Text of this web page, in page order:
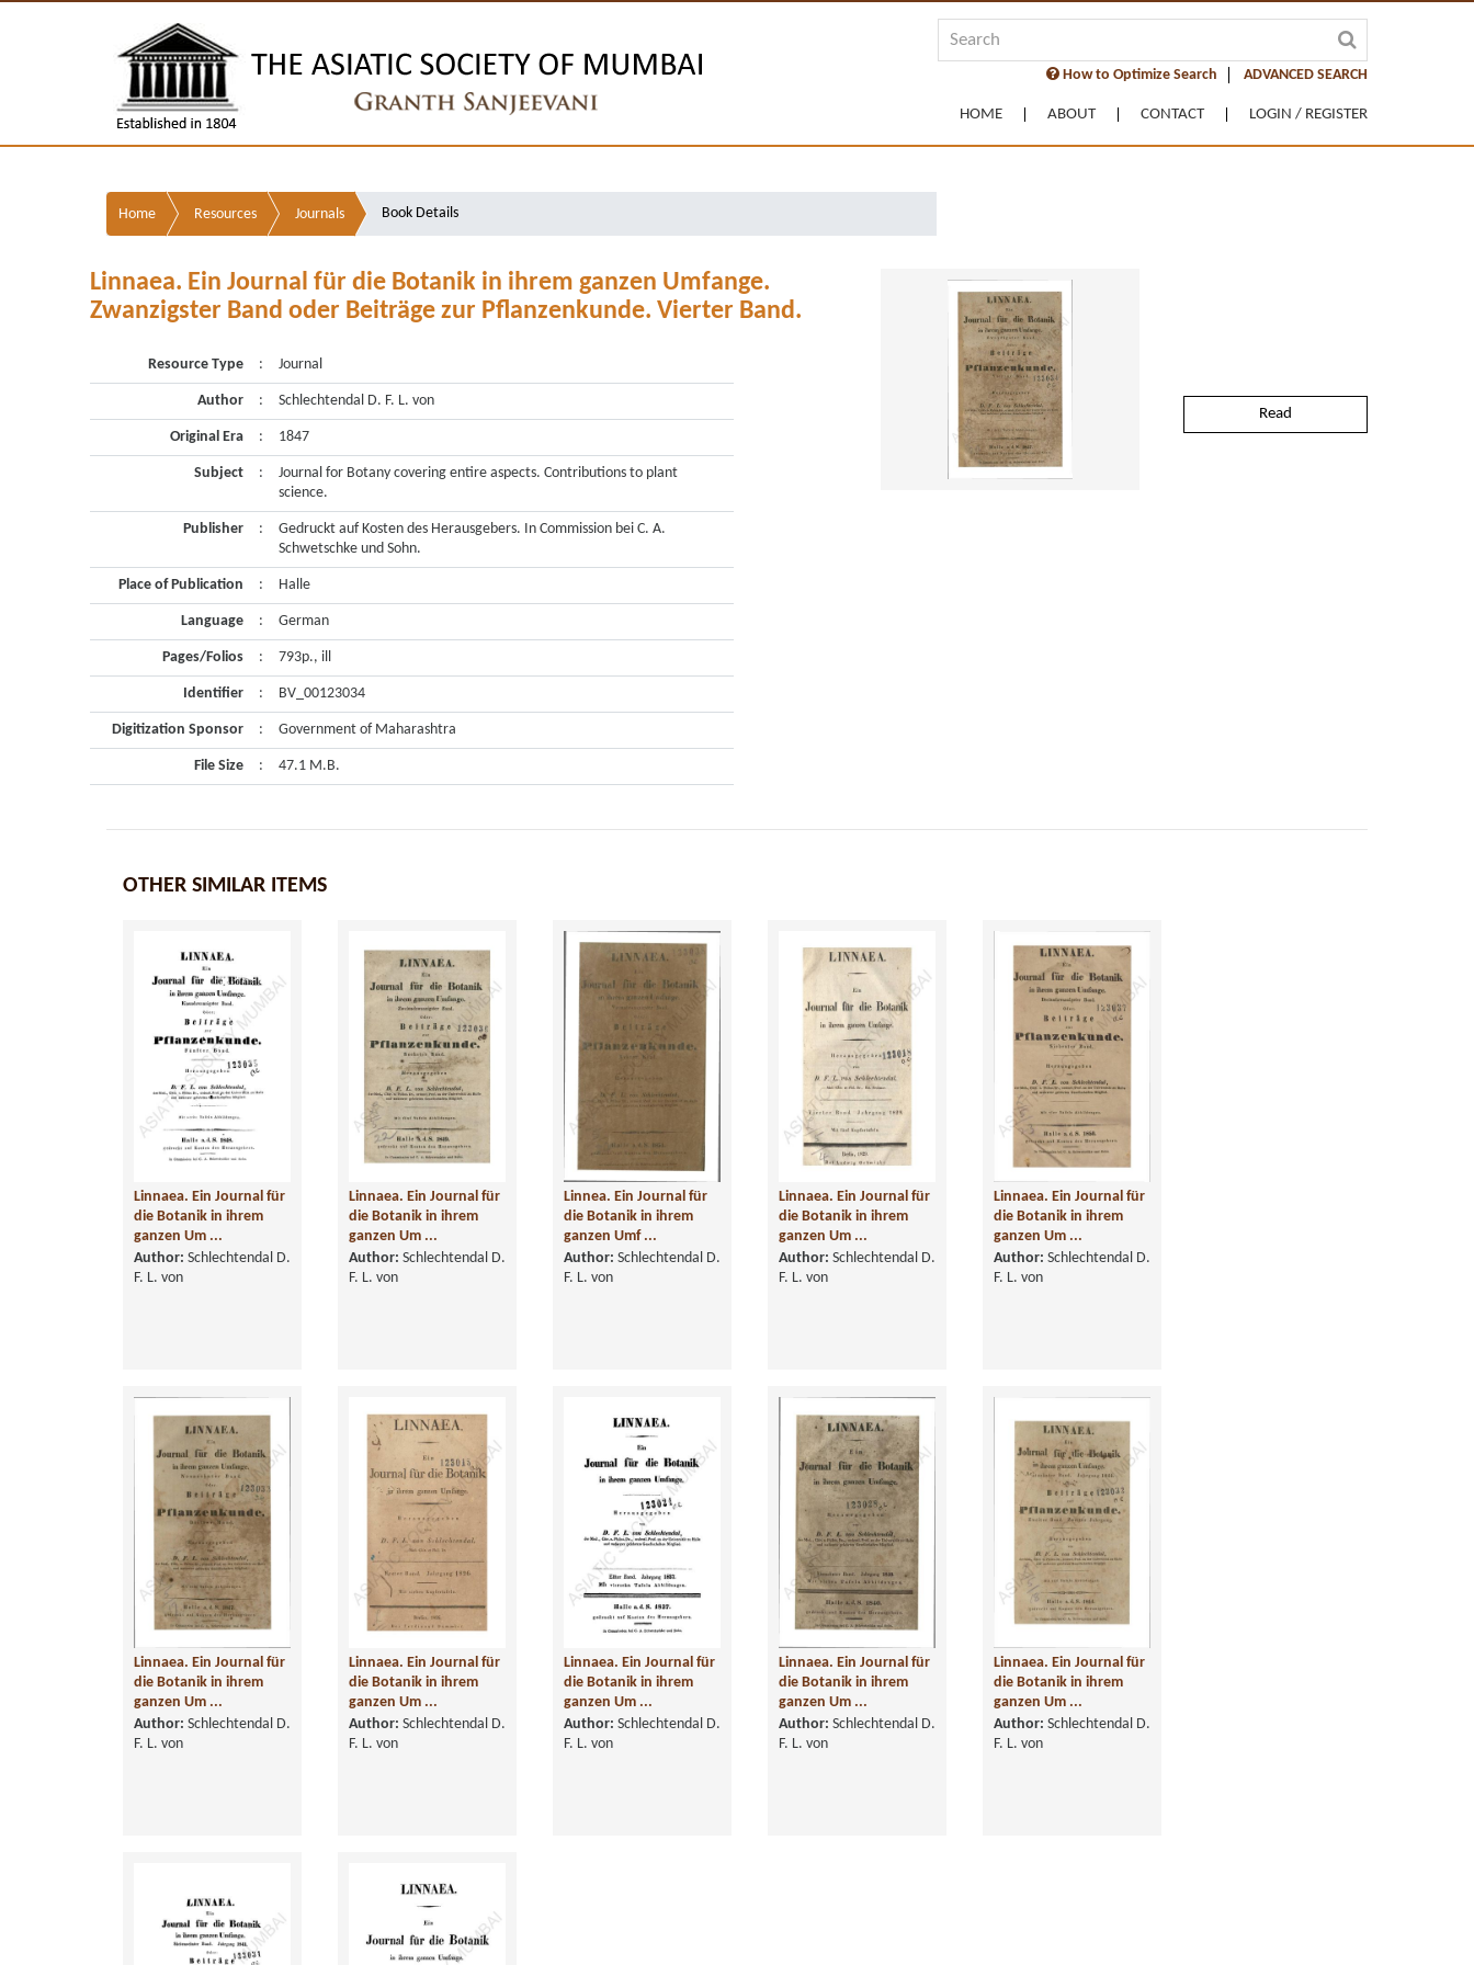
How to Optimize Search ADVANCED SEARCH
HOME ABOUT CONTACT LOGIN / REGISTER
Home Resources Journals Book Details
Linnaea. Ein Journal für die Botanik in ihrem ganzen Umfange.
Zwanzigster Band oder Beiträge zur Pflanzenkunde. Vierter Band.
Resource Type : Journal
Author : Schlechtendal D. F. L. von
Original Era : 1847
Subject :
Journal for Botany covering entire aspects. Contributions to plant
science.
Publisher :
Gedruckt auf Kosten des Herausgebers. In Commission bei C. A.
Schwetschke und Sohn.
Place of Publication : Halle
Language : German
Pages/Folios : 793p., ill
Identifier : BV_00123034
Digitization Sponsor : Government of Maharashtra
File Size : 47.1 M.B.
Read
OTHER SIMILAR ITEMS
Linnaea. Ein Journal für
die Botanik in ihrem
ganzen Um ...
Author: Schlechtendal D.
F. L. von
Linnaea. Ein Journal für
die Botanik in ihrem
ganzen Um ...
Author: Schlechtendal D.
F. L. von
Linnea. Ein Journal für
die Botanik in ihrem
ganzen Umf ...
Author: Schlechtendal D.
F. L. von
Linnaea. Ein Journal für
die Botanik in ihrem
ganzen Um ...
Author: Schlechtendal D.
F. L. von
Linnaea. Ein Journal für
die Botanik in ihrem
ganzen Um ...
Author: Schlechtendal D.
F. L. von
Linnaea. Ein Journal für
die Botanik in ihrem
ganzen Um ...
Author: Schlechtendal D.
F. L. von
Linnaea. Ein Journal für
die Botanik in ihrem
ganzen Um ...
Author: Schlechtendal D.
F. L. von
Linnaea. Ein Journal für
die Botanik in ihrem
ganzen Um ...
Author: Schlechtendal D.
F. L. von
Linnaea. Ein Journal für
die Botanik in ihrem
ganzen Um ...
Author: Schlechtendal D.
F. L. von
Linnaea. Ein Journal für
die Botanik in ihrem
ganzen Um ...
Author: Schlechtendal D.
F. L. von